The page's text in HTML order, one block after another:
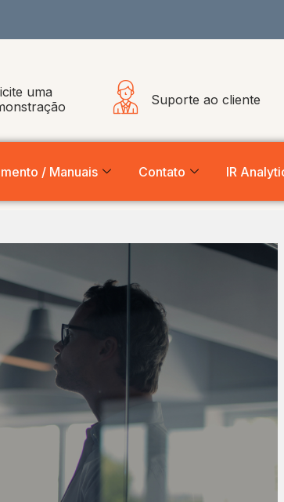
uma
Suporte ao cliente
/ Manuais Contato IR